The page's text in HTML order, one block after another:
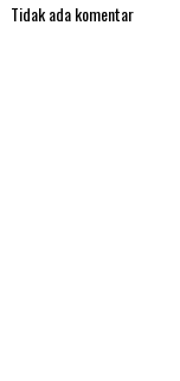
Tidak ada komentar